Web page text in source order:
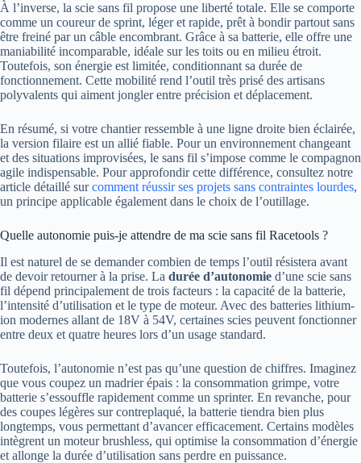
À l’inverse, la scie sans fil propose une liberté totale. Elle se comporte
comme un coureur de sprint, léger et rapide, prêt à bondir partout sans
être freiné par un câble encombrant. Grâce à sa batterie, elle offre une
maniabilité incomparable, idéale sur les toits ou en milieu étroit.
Toutefois, son énergie est limitée, conditionnant sa durée de
fonctionnement. Cette mobilité rend l’outil très prisé des artisans
polyvalents qui aiment jongler entre précision et déplacement.
En résumé, si votre chantier ressemble à une ligne droite bien éclairée,
la version filaire est un allié fiable. Pour un environnement changeant
et des situations improvisées, le sans fil s’impose comme le compagnon
agile indispensable. Pour approfondir cette différence, consultez notre
article détaillé surcomment réussir ses projets sans contraintes lourdes,
un principe applicable également dans le choix de l’outillage.
Quelle autonomie puis-je attendre de ma scie sans fil Racetools ?
Il est naturel de se demander combien de temps l’outil résistera avant
de devoir retourner à la prise. La durée d’autonomie d’une scie sans
fil dépend principalement de trois facteurs : la capacité de la batterie,
l’intensité d’utilisation et le type de moteur. Avec des batteries lithium-
ion modernes allant de 18V à 54V, certaines scies peuvent fonctionner
entre deux et quatre heures lors d’un usage standard.
Toutefois, l’autonomie n’est pas qu’une question de chiffres. Imaginez
que vous coupez un madrier épais : la consommation grimpe, votre
batterie s’essouffle rapidement comme un sprinter. En revanche, pour
des coupes légères sur contreplaqué, la batterie tiendra bien plus
longtemps, vous permettant d’avancer efficacement. Certains modèles
intègrent un moteur brushless, qui optimise la consommation d’énergie
et allonge la durée d’utilisation sans perdre en puissance.